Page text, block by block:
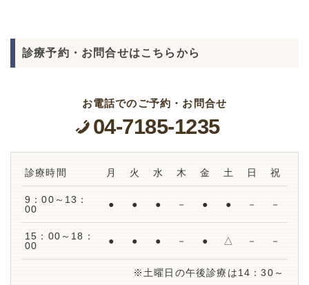
診療予約・お問合せはこちらから
お電話でのご予約・お問合せ
04-7185-1235
診療時間 月 火 水 木 金 土 日 祝
9：00～13：
00
● ● ● － ● ● － －
15：00～18：
00
● ● ● － ● △ － －
※土曜日の午後診療は14：30～